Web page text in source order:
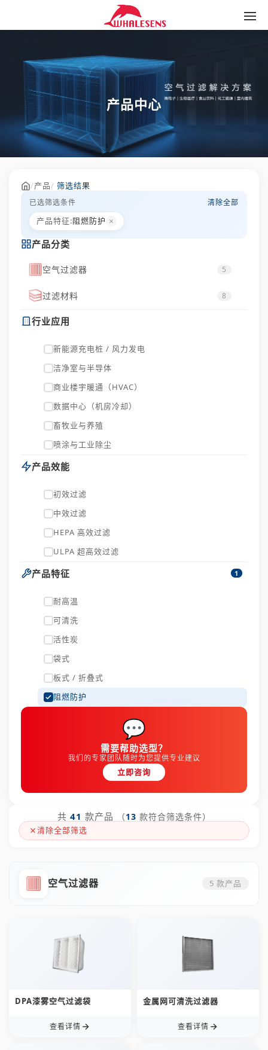
产品中心
/产品/ 筛选结果
已选筛选条件 清除全部
产品特征:阻燃防护 ×
产品分类
空气过滤器 5
过滤材料 8
行业应用
新能源充电桩 / 风力发电
洁净室与半导体
商业楼宇暖通（HVAC）
数据中心（机房冷却）
畜牧业与养殖
喷涂与工业除尘
产品效能
初效过滤
中效过滤
HEPA 高效过滤
ULPA 超高效过滤
产品特征 1
耐高温
可清洗
活性炭
袋式
板式 / 折叠式
阻燃防护
💬
需要帮助选型？
我们的专家团队随时为您提供专业建议
立即咨询
共 41 款产品 （13 款符合筛选条件）
清除全部筛选
空气过滤器 5 款产品
DPA漆雾空气过滤袋
查看详情
金属网可清洗过滤器
查看详情